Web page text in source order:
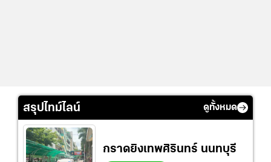
สรุปไทม์ไลน์ ดูทั้งหมด
กราดยิงเทพศิรินทร์ นนทบุรี